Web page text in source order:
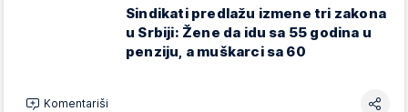
Sindikati predlažu izmene tri zakona
u Srbiji: Žene da idu sa 55 godina u
penziju, a muškarci sa 60
Komentariši